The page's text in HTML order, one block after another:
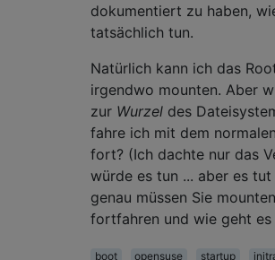
dokumentiert zu haben,
tatsächlich tun.
Natürlich kann ich das
irgendwo mounten. Aber
zur Wurzel des
fahre ich mit dem
fort? (Ich dachte nur das
würde es tun ... aber es tut
genau müssen Sie
fortfahren und wie geht es
boot opensuse startup